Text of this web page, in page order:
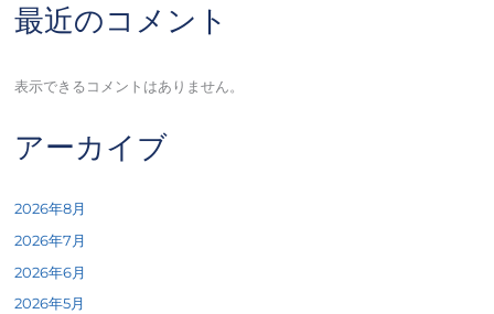
最近のコメント
表示できるコメントはありません。
アーカイブ
2026年8月
2026年7月
2026年6月
2026年5月